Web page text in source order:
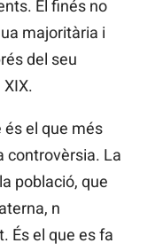
El finés no
majoritària i
del seu
el que més
controvèrsia. La
població, que
n
És el que es fa